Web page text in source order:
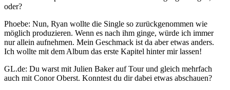
oder?
Phoebe: Nun, Ryan wollte die Single so zurückgenommen wie
möglich produzieren. Wenn es nach ihm ginge, würde ich immer
nur allein aufnehmen. Mein Geschmack ist da aber etwas anders.
Ich wollte mit dem Album das erste Kapitel hinter mir lassen!
GL.de: Du warst mit Julien Baker auf Tour und gleich mehrfach
auch mit Conor Oberst. Konntest du dir dabei etwas abschauen?